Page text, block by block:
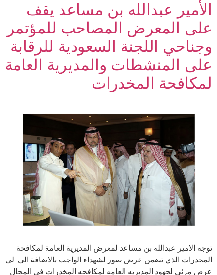
الأمير عبدالله بن مساعد يقف
على المعرض المصاحب للمؤتمر
وجناحي اللجنة السعودية للرقابة
على المنشطات والمديرية العامة
لمكافحة المخدرات
توجه الامير عبدالله بن مساعد لمعرض المديرية العامة لمكافحة
المخدرات الذي تضمن عرض صور لشهداء الواجب بالاضافة الى الى
عرض مرئي لجهود المديريه العامه لمكافحه المخدرات في المجال